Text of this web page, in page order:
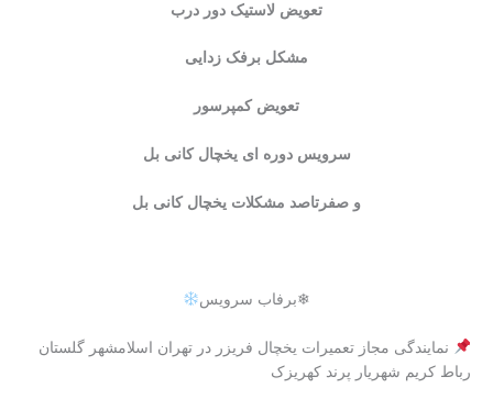
تعویض لاستیک دور درب
مشکل برفک زدایی
تعویض کمپرسور
سرویس دوره ای یخچال کانی بل
و صفرتاصد مشکلات یخچال کانی بل
❄برفاب سرویس
نمایندگی مجاز تعمیرات یخچال فریزر در تهران اسلامشهر گلستان
رباط کریم شهریار پرند کهریزک